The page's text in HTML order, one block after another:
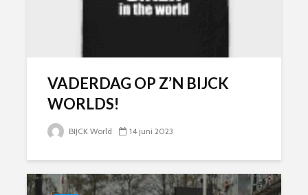
VADERDAG OP Z’N BIJCK
WORLDS!
BIJCK World 14 juni 2023